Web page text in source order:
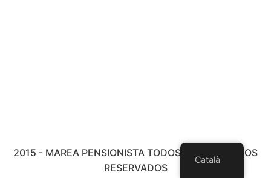
2015 - MAREA PENSIONISTA TODOS LOS DERECHOS
RESERVADOS
Català